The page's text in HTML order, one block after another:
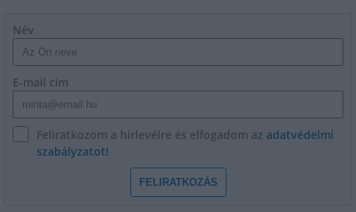
Név
E-mail cím
Feliratkozom a hírlevélre és elfogadom az adatvédelmi
szabályzatot!
FELIRATKOZÁS